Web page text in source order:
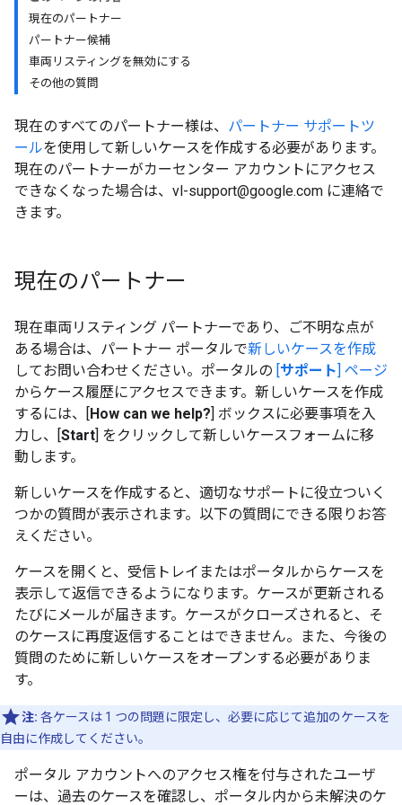
現在のパートナー
パートナー候補
車両リスティングを無効にする
その他の質問
現在のすべてのパートナー様は、 パートナー サポートツ
ールを使用して新しいケースを作成する必要があります。
現在のパートナーがカーセンター アカウントにアクセス
できなくなった場合は、vl-support@google.com に連絡で
きます。
現在のパートナー
現在車両リスティング パートナーであり、ご不明な点が
ある場合は、パートナー ポータルで新しいケースを作成
してお問い合わせください。ポータルの [サポート] ページ
からケース履歴にアクセスできます。新しいケースを作成
するには、[How can we help?] ボックスに必要事項を入
力し、[Start] をクリックして新しいケースフォームに移
動します。
新しいケースを作成すると、適切なサポートに役立ついく
つかの質問が表示されます。以下の質問にできる限りお答
えください。
ケースを開くと、受信トレイまたはポータルからケースを
表示して返信できるようになります。ケースが更新される
たびにメールが届きます。ケースがクローズされると、そ
のケースに再度返信することはできません。また、今後の
質問のために新しいケースをオープンする必要がありま
す。
注: 各ケースは 1 つの問題に限定し、必要に応じて追加のケースを
自由に作成してください。
ポータル アカウントへのアクセス権を付与されたユーザ
ーは、過去のケースを確認し、ポータル内から未解決のケ